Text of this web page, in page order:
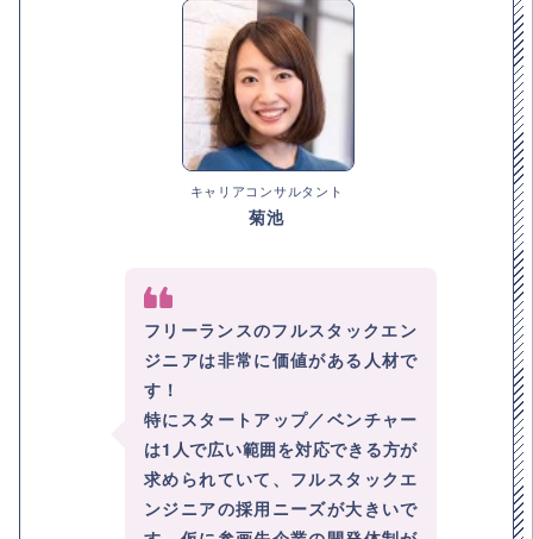
キャリアコンサルタント
菊池
フリーランスのフルスタックエン
ジニアは非常に価値がある人材で
す！
特にスタートアップ／ベンチャー
は1人で広い範囲を対応できる方が
求められていて、フルスタックエ
ンジニアの採用ニーズが大きいで